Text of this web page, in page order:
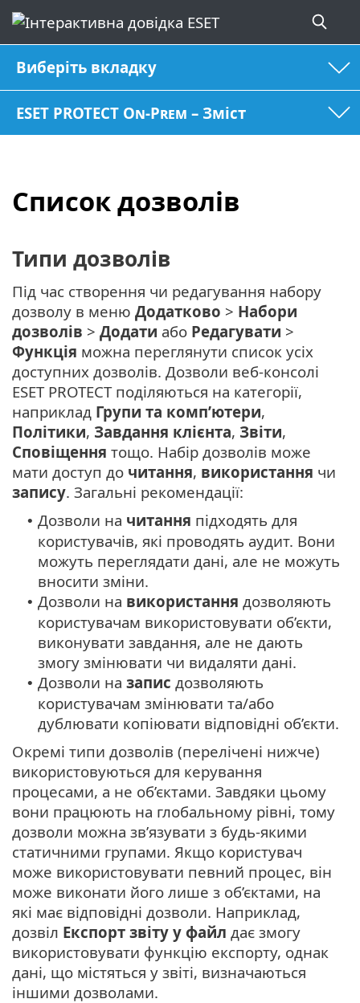
Виберіть вкладку
ESET PROTECT On-Prem – Зміст
Список дозволів
Типи дозволів
Під час створення чи редагування набору
дозволу в меню Додатково > Набори
дозволів > Додати або Редагувати >
Функція можна переглянути список усіх
доступних дозволів. Дозволи веб-консолі
ESET PROTECT поділяються на категорії,
наприклад Групи та комп’ютери,
Політики, Завдання клієнта, Звіти,
Сповіщення тощо. Набір дозволів може
мати доступ до читання, використання чи
запису. Загальні рекомендації:
• Дозволи на читання підходять для
користувачів, які проводять аудит. Вони
можуть переглядати дані, але не можуть
вносити зміни.
• Дозволи на використання дозволяють
користувачам використовувати об’єкти,
виконувати завдання, але не дають
змогу змінювати чи видаляти дані.
• Дозволи на запис дозволяють
користувачам змінювати та/або
дублювати копіювати відповідні об’єкти.
Окремі типи дозволів (перелічені нижче)
використовуються для керування
процесами, а не об’єктами. Завдяки цьому
вони працюють на глобальному рівні, тому
дозволи можна зв’язувати з будь-якими
статичними групами. Якщо користувач
може використовувати певний процес, він
може виконати його лише з об’єктами, на
які має відповідні дозволи. Наприклад,
дозвіл Експорт звіту у файл дає змогу
використовувати функцію експорту, однак
дані, що містяться у звіті, визначаються
іншими дозволами.